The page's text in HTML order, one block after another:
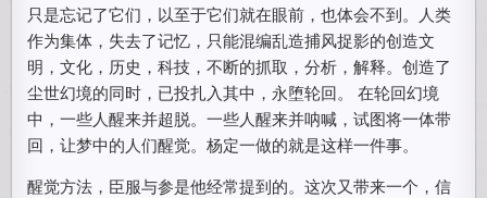
只是忘记了它们，以至于它们就在眼前，也体会不到。人类
作为集体，失去了记忆，只能混编乱造捕风捉影的创造文
明，文化，历史，科技，不断的抓取，分析，解释。创造了
尘世幻境的同时，已投扎入其中，永堕轮回。 在轮回幻境
中，一些人醒来并超脱。一些人醒来并呐喊，试图将一体带
回，让梦中的人们醒觉。杨定一做的就是这样一件事。
醒觉方法，臣服与参是他经常提到的。这次又带来一个，信